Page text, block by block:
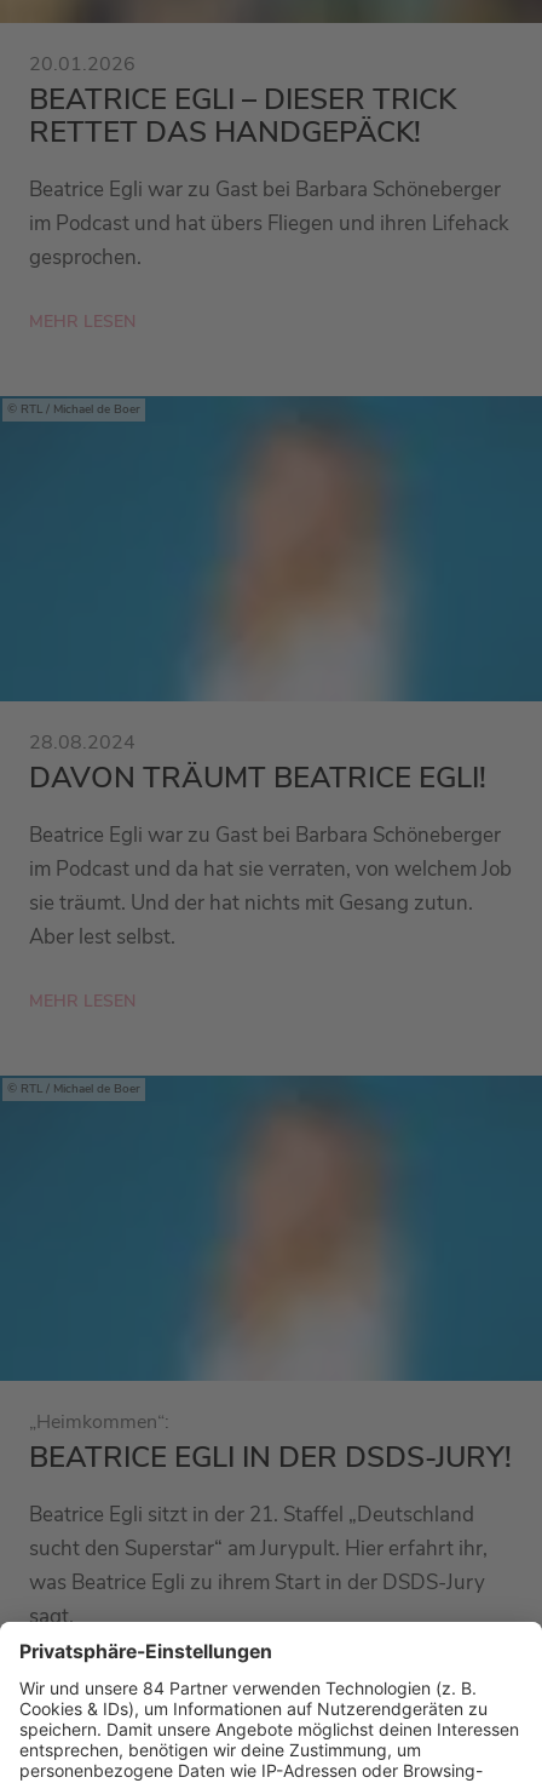
20.01.2026
BEATRICE EGLI – DIESER TRICK
RETTET DAS HANDGEPÄCK!
Beatrice Egli war zu Gast bei Barbara Schöneberger
im Podcast und hat übers Fliegen und ihren Lifehack
gesprochen.
MEHR LESEN
RTL / Michael de Boer
28.08.2024
DAVON TRÄUMT BEATRICE EGLI!
Beatrice Egli war zu Gast bei Barbara Schöneberger
im Podcast und da hat sie verraten, von welchem Job
sie träumt. Und der hat nichts mit Gesang zutun.
Aber lest selbst.
MEHR LESEN
RTL / Michael de Boer
„Heimkommen“:
BEATRICE EGLI IN DER DSDS-JURY!
Beatrice Egli sitzt in der 21. Staffel „Deutschland
sucht den Superstar“ am Jurypult. Hier erfahrt ihr,
was Beatrice Egli zu ihrem Start in der DSDS-Jury
sagt.
MEHR LESEN